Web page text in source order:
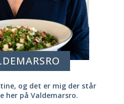
og det er mig der står
her på Valdemarsro.